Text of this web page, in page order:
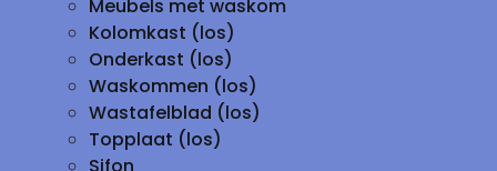
Meubels met waskom
Kolomkast (los)
Onderkast (los)
Waskommen (los)
Wastafelblad (los)
Topplaat (los)
Sifon